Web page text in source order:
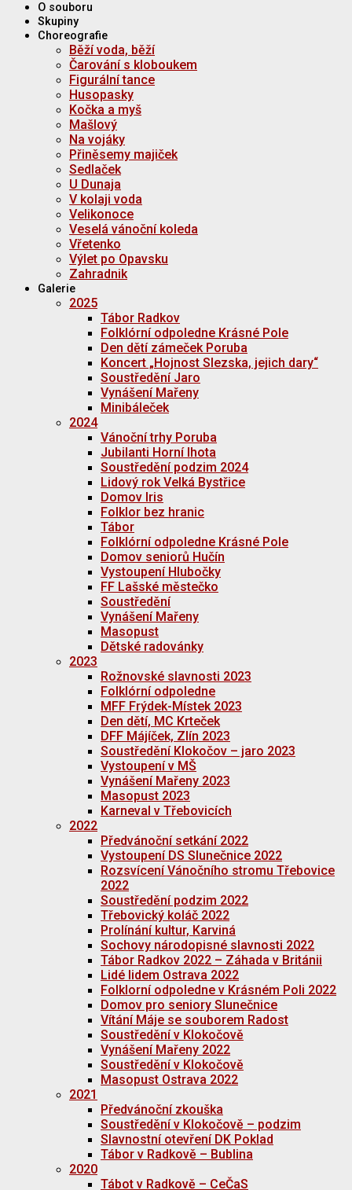
O souboru
Skupiny
Choreografie
Běží voda, běží
Čarování s kloboukem
Figurální tance
Husopasky
Kočka a myš
Mašlový
Na vojáky
Přiněsemy majiček
Sedlaček
U Dunaja
V kolaji voda
Velikonoce
Veselá vánoční koleda
Vřetenko
Výlet po Opavsku
Zahradnik
Galerie
2025
Tábor Radkov
Folklórní odpoledne Krásné Pole
Den dětí zámeček Poruba
Koncert „Hojnost Slezska, jejich dary“
Soustředění Jaro
Vynášení Mařeny
Minibáleček
2024
Vánoční trhy Poruba
Jubilanti Horní lhota
Soustředění podzim 2024
Lidový rok Velká Bystřice
Domov Iris
Folklor bez hranic
Tábor
Folklórní odpoledne Krásné Pole
Domov seniorů Hučín
Vystoupení Hlubočky
FF Lašské městečko
Soustředění
Vynášení Mařeny
Masopust
Dětské radovánky
2023
Rožnovské slavnosti 2023
Folklórní odpoledne
MFF Frýdek-Místek 2023
Den dětí, MC Krteček
DFF Májíček, Zlín 2023
Soustředění Klokočov – jaro 2023
Vystoupení v MŠ
Vynášení Mařeny 2023
Masopust 2023
Karneval v Třebovicích
2022
Předvánoční setkání 2022
Vystoupení DS Slunečnice 2022
Rozsvícení Vánočního stromu Třebovice
2022
Soustředění podzim 2022
Třebovický koláč 2022
Prolínání kultur, Karviná
Sochovy národopisné slavnosti 2022
Tábor Radkov 2022 – Záhada v Británii
Lidé lidem Ostrava 2022
Folklorní odpoledne v Krásném Poli 2022
Domov pro seniory Slunečnice
Vítání Máje se souborem Radost
Soustředění v Klokočově
Vynášení Mařeny 2022
Soustředění v Klokočově
Masopust Ostrava 2022
2021
Předvánoční zkouška
Soustředění v Klokočově – podzim
Slavnostní otevření DK Poklad
Tábor v Radkově – Bublina
2020
Tábot v Radkově – CeČaS